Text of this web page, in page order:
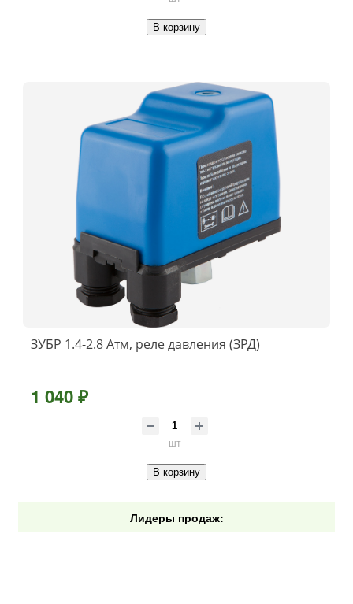
В корзину
ЗУБР 1.4-2.8 Атм, реле давления (ЗРД)
1 040 ₽
шт
В корзину
Лидеры продаж: